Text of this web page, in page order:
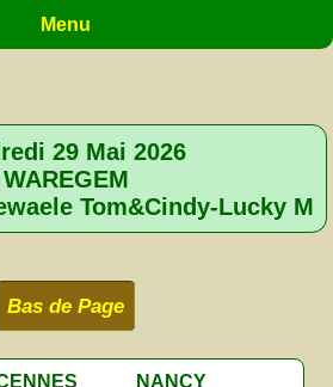
Menu
29 Mai 2026
WAREGEM
Tom&Cindy-Lucky M
Bas de Page
NANCY